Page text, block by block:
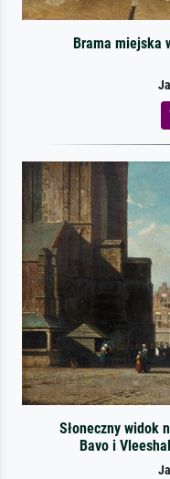
Brama miejska
Słoneczny widok
Bavo i